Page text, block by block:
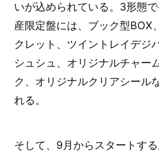
いが込められている。3形態
産限定盤には、ブック型BOX
クレット、ツイントレイデジ
シュシュ、オリジナルチャー
ク、オリジナルクリアシール
れる。
そして、9月からスタートす